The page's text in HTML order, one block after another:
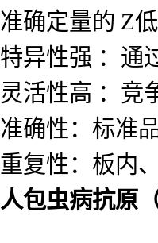
准确定量的 Z
特异性强 ：通
灵活性高 ：竞
准确性：标准
重复性：板内
人包虫病抗原